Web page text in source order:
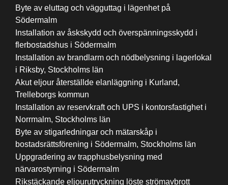
Byte av eluttag och vägguttag i lägenhet på
Södermalm
Installation av åskskydd och överspänningsskydd i
flerbostadshus i Södermalm
Installation av brandlarm och nödbelysning i lagerlokal
i Riksby, Stockholms län
Akut eljour återställde elanläggning i Kurland,
Trelleborgs kommun
Installation av reservkraft och UPS i kontorsfastighet i
Norrmalm, Stockholms län
Byte av stigarledningar och mätarskåp i
bostadsrättsförening i Södermalm, Stockholms län
Uppgradering av trapphusbelysning med
närvarostyrning i Södermalm
Rikstäckande eljourutryckning löste strömavbrott